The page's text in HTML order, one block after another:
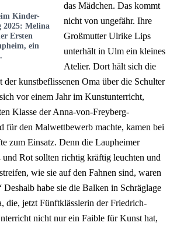
Kinder-
2025: Melina
Ersten
ein
das Mädchen. Das kommt
nicht von ungefähr. Ihre
Großmutter Ulrike Lips
unterhält in Ulm ein kleines
Atelier. Dort hält sich die
der kunstbeflissenen Oma über die Schulter
vor einem Jahr im Kunstunterricht,
Klasse der Anna-von-Freyberg-
für den Malwettbewerb machte, kamen bei
zum Einsatz. Denn die Laupheimer
und Rot sollten richtig kräftig leuchten und
wie sie auf den Fahnen sind, waren
habe sie die Balken in Schräglage
die, jetzt Fünftklässlerin der Friedrich-
nicht nur ein Faible für Kunst hat,